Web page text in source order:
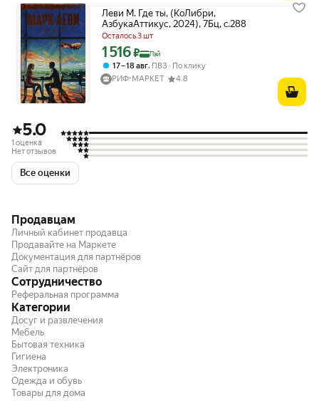
Леви М. Где ты, (КоЛибри,
АзбукаАттикус, 2024), 7Бц, c.288
Осталось 3 шт
Цена с картой Яндекс Пэй 1516 ₽ вместо
1 516₽ Пэй
17 – 18 авг, ПВЗ
По клику
РИФ-МАРКЕТ
4.8
5.0
1 оценка
Нет отзывов
Все оценки
Продавцам
Личный кабинет продавца
Продавайте на Маркете
Документация для партнёров
Сайт для партнёров
Сотрудничество
Реферальная программа
Категории
Досуг и развлечения
Мебель
Бытовая техника
Гигиена
Электроника
Одежда и обувь
Товары для дома